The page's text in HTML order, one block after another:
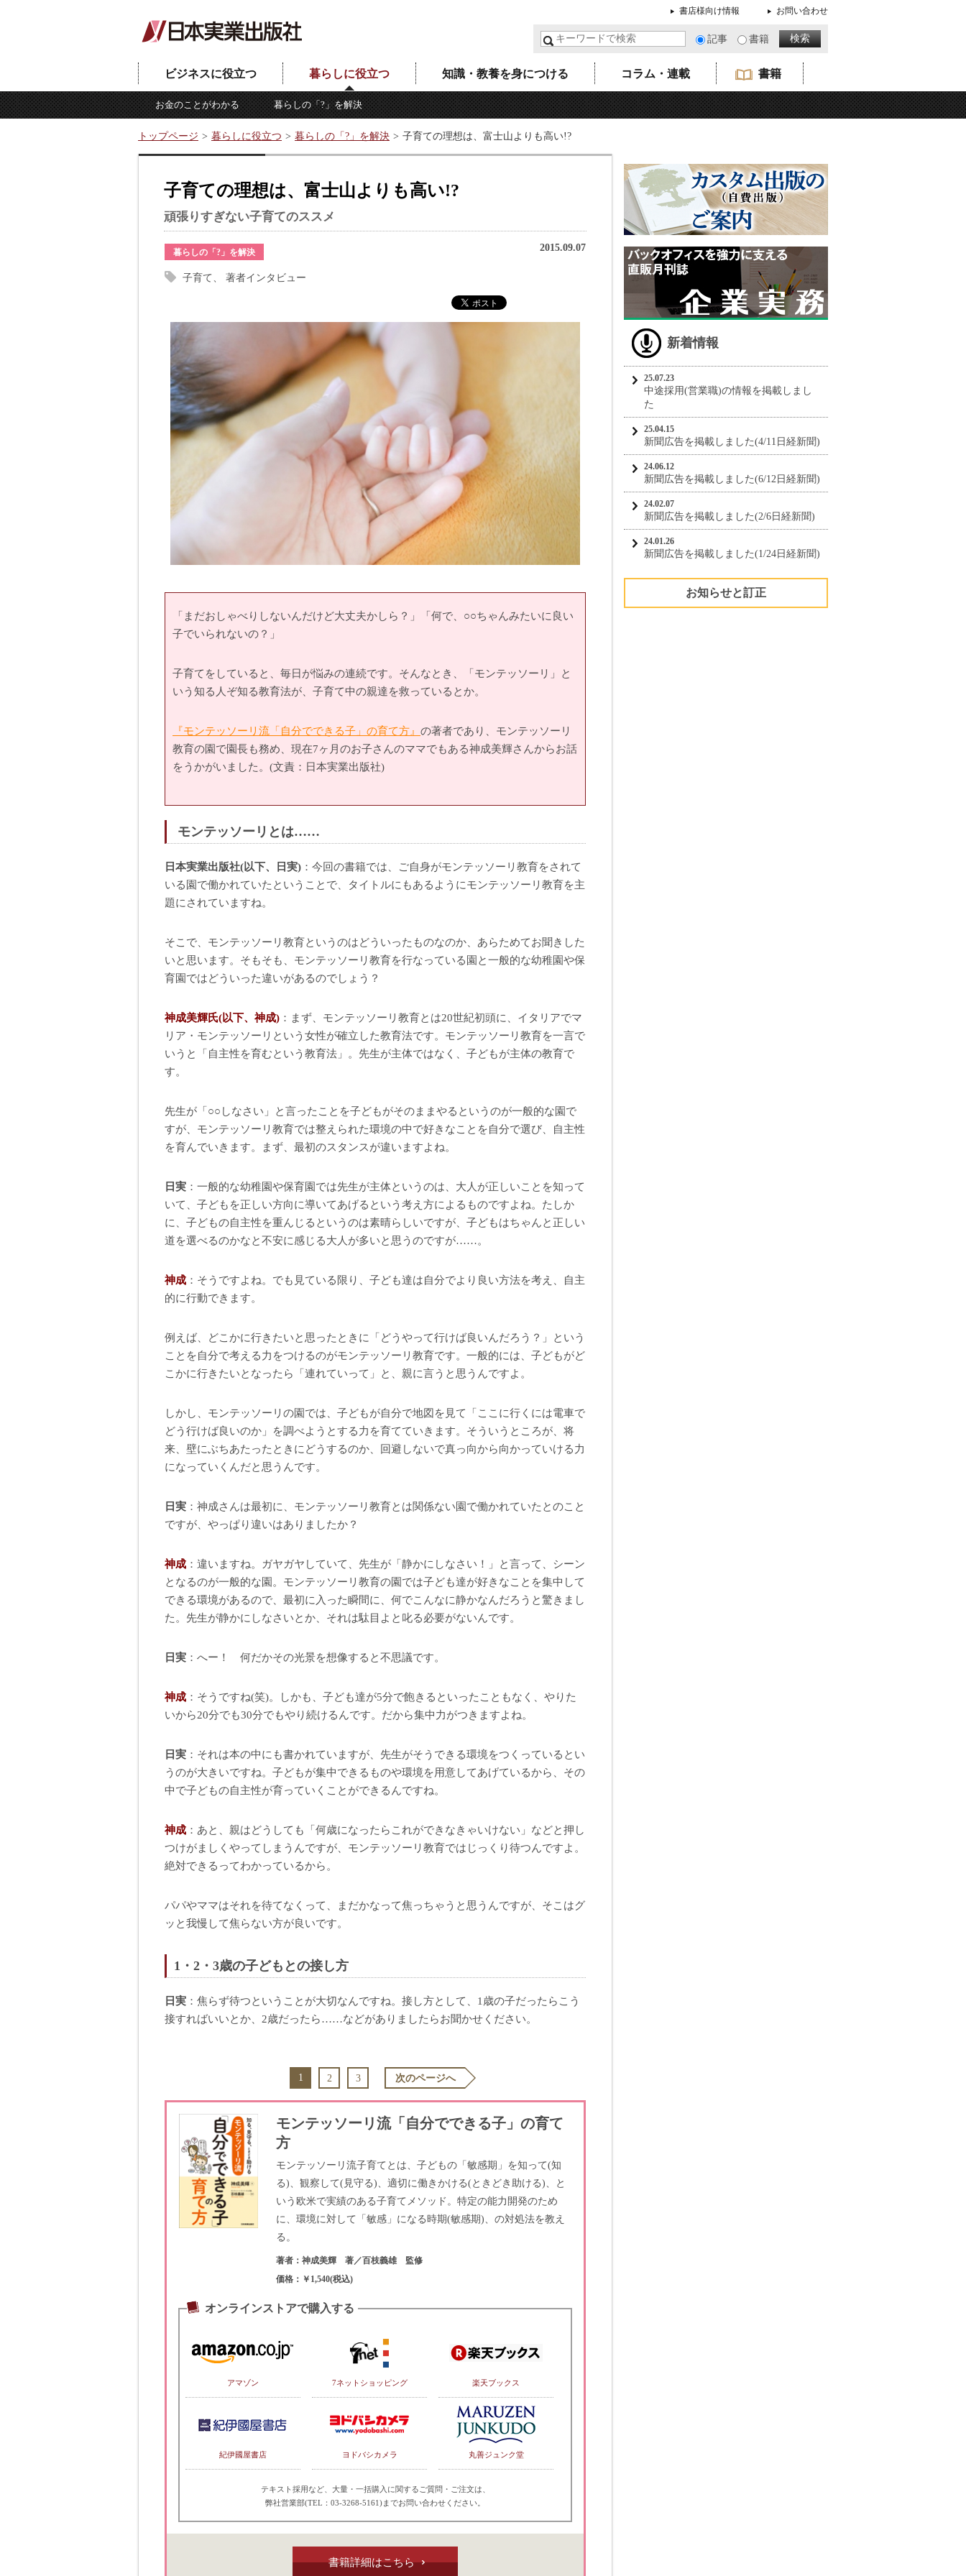
書店様向け情報 お問い合わせ
記事 書籍
ビジネスに役立つ 暮らしに役立つ
お金のことがわかる 暮らしの「?」を解決
知識・教養を身につける コラム・連載 書籍
トップページ 暮らしに役立つ 暮らしの「?」を解決 子育ての理想は、富士山よりも高い!?
子育ての理想は、富士山よりも高い!?
頑張りすぎない子育てのススメ
暮らしの「?」を解決
子育て 著者インタビュー
2015.09.07
「まだおしゃべりしないんだけど大丈夫かしら？」「何で、○○ちゃんみたいに良い
子でいられないの？」
子育てをしていると、毎日が悩みの連続です。そんなとき、「モンテッソーリ」と
いう知る人ぞ知る教育法が、子育て中の親達を救っているとか。
『モンテッソーリ流「自分でできる子」の育て方』 の著者であり、モンテッソーリ
教育の園で園長も務め、現在7ヶ月のお子さんのママでもある神成美輝さんからお話
をうかがいました。(文責：日本実業出版社)
モンテッソーリとは……
日本実業出版社(以下、日実) ：今回の書籍では、ご自身がモンテッソーリ教育をされて
いる園で働かれていたということで、タイトルにもあるようにモンテッソーリ教育を主
題にされていますね。
そこで、モンテッソーリ教育というのはどういったものなのか、あらためてお聞きした
いと思います。そもそも、モンテッソーリ教育を行なっている園と一般的な幼稚園や保
育園ではどういった違いがあるのでしょう？
神成美輝氏(以下、神成) ：まず、モンテッソーリ教育とは20世紀初頭に、イタリアでマ
リア・モンテッソーリという女性が確立した教育法です。モンテッソーリ教育を一言で
いうと「自主性を育むという教育法」。先生が主体ではなく、子どもが主体の教育で
す。
先生が「○○しなさい」と言ったことを子どもがそのままやるというのが一般的な園で
すが、モンテッソーリ教育では整えられた環境の中で好きなことを自分で選び、自主性
を育んでいきます。まず、最初のスタンスが違いますよね。
日実 ：一般的な幼稚園や保育園では先生が主体というのは、大人が正しいことを知って
いて、子どもを正しい方向に導いてあげるという考え方によるものですよね。たしか
に、子どもの自主性を重んじるというのは素晴らしいですが、子どもはちゃんと正しい
道を選べるのかなと不安に感じる大人が多いと思うのですが……。
神成 ：そうですよね。でも見ている限り、子ども達は自分でより良い方法を考え、自主
的に行動できます。
例えば、どこかに行きたいと思ったときに「どうやって行けば良いんだろう？」という
ことを自分で考える力をつけるのがモンテッソーリ教育です。一般的には、子どもがど
こかに行きたいとなったら「連れていって」と、親に言うと思うんですよ。
しかし、モンテッソーリの園では、子どもが自分で地図を見て「ここに行くには電車で
どう行けば良いのか」を調べようとする力を育てていきます。そういうところが、将
来、壁にぶちあたったときにどうするのか、回避しないで真っ向から向かっていける力
になっていくんだと思うんです。
日実 ：神成さんは最初に、モンテッソーリ教育とは関係ない園で働かれていたとのこと
ですが、やっぱり違いはありましたか？
神成 ：違いますね。ガヤガヤしていて、先生が「静かにしなさい！」と言って、シーン
となるのが一般的な園。モンテッソーリ教育の園では子ども達が好きなことを集中して
できる環境があるので、最初に入った瞬間に、何でこんなに静かなんだろうと驚きまし
た。先生が静かにしなさいとか、それは駄目よと叱る必要がないんです。
日実 ：へー！ 何だかその光景を想像すると不思議です。
神成 ：そうですね(笑)。しかも、子ども達が5分で飽きるといったこともなく、やりた
いから20分でも30分でもやり続けるんです。だから集中力がつきますよね。
日実 ：それは本の中にも書かれていますが、先生がそうできる環境をつくっているとい
うのが大きいですね。子どもが集中できるものや環境を用意してあげているから、その
中で子どもの自主性が育っていくことができるんですね。
神成 ：あと、親はどうしても「何歳になったらこれができなきゃいけない」などと押し
つけがましくやってしまうんですが、モンテッソーリ教育ではじっくり待つんですよ。
絶対できるってわかっているから。
パパやママはそれを待てなくって、まだかなって焦っちゃうと思うんですが、そこはグ
ッと我慢して焦らない方が良いです。
1・2・3歳の子どもとの接し方
日実 ：焦らず待つということが大切なんですね。接し方として、1歳の子だったらこう
接すればいいとか、2歳だったら……などがありましたらお聞かせください。
1 2 3 次のページへ
モンテッソーリ流「自分でできる子」の育て
方
モンテッソーリ流子育てとは、子どもの「敏感期」を知って(知
る)、観察して(見守る)、適切に働きかける(ときどき助ける)、と
いう欧米で実績のある子育てメソッド。特定の能力開発のため
に、環境に対して「敏感」になる時期(敏感期)、の対処法を教え
る。
著者：神成美輝 著／百枝義雄 監修
価格：￥1,540(税込)
オンラインストアで購入する
アマゾン 7ネットショッピング 楽天ブックス
紀伊國屋書店 ヨドバシカメラ 丸善ジュンク堂
テキスト採用など、大量・一括購入に関するご質問・ご注文は、
弊社営業部(TEL：03-3268-5161)までお問い合わせください。
書籍詳細はこちら
新着情報
25.07.23
中途採用(営業職)の情報を掲載しまし
た
25.04.15
新聞広告を掲載しました(4/11日経新聞)
24.06.12
新聞広告を掲載しました(6/12日経新聞)
24.02.07
新聞広告を掲載しました(2/6日経新聞)
24.01.26
新聞広告を掲載しました(1/24日経新聞)
お知らせと訂正